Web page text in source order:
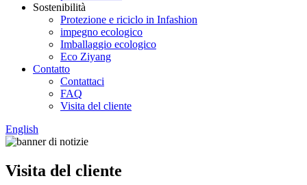
Sostenibilità
Protezione e riciclo in Infashion
impegno ecologico
Imballaggio ecologico
Eco Ziyang
Contatto
Contattaci
FAQ
Visita del cliente
English
Visita del cliente